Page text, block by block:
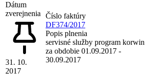
Dátum
zverejnenia
31. 10.
2017
Číslo faktúry
DF374/2017
Popis plnenia
servisné služby program korwin
za obdobie 01.09.2017 -
30.09.2017